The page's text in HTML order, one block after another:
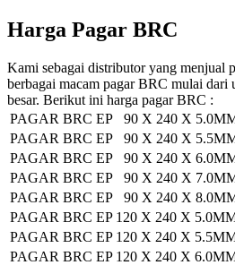
Harga Pagar BRC
Kami sebagai distributor yang menjual
berbagai macam pagar BRC mulai dari
besar. Berikut ini harga pagar BRC :
PAGAR BRC EP 90 X 240 X
PAGAR BRC EP 90 X 240 X
PAGAR BRC EP 90 X 240 X
PAGAR BRC EP 90 X 240 X
PAGAR BRC EP 90 X 240 X
PAGAR BRC EP 120 X 240 X
PAGAR BRC EP 120 X 240 X
PAGAR BRC EP 120 X 240 X